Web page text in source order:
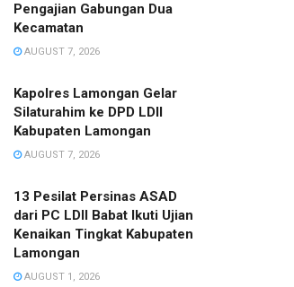
Pengajian Gabungan Dua
Kecamatan
AUGUST 7, 2026
Kapolres Lamongan Gelar
Silaturahim ke DPD LDII
Kabupaten Lamongan
AUGUST 7, 2026
13 Pesilat Persinas ASAD
dari PC LDII Babat Ikuti Ujian
Kenaikan Tingkat Kabupaten
Lamongan
AUGUST 1, 2026